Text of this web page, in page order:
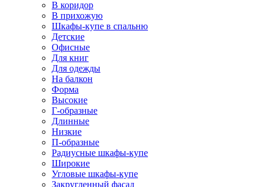
В коридор
В прихожую
Шкафы-купе в спальню
Детские
Офисные
Для книг
Для одежды
На балкон
Форма
Высокие
Г-образные
Длинные
Низкие
П-образные
Радиусные шкафы-купе
Широкие
Угловые шкафы-купе
Закругленный фасад